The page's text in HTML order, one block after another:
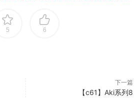
5 6
下一篇
【c61】Aki系列8